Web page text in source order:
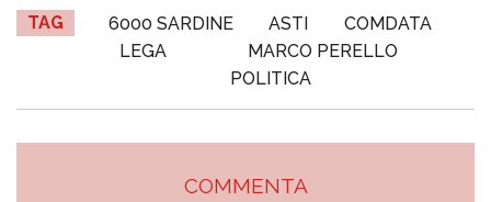
TAG 6000 SARDINE ASTI
COMDATA
LEGA
MARCO PERELLO
POLITICA
COMMENTA